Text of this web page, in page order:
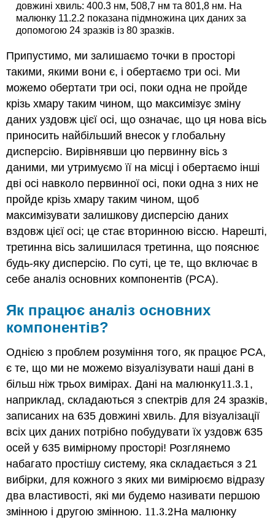
довжині хвиль: 400.3 нм, 508,7 нм та 801,8 нм. На
малюнку 11.2.2 показана підмножина цих даних за
допомогою 24 зразків із 80 зразків.
Припустимо, ми залишаємо точки в просторі
такими, якими вони є, і обертаємо три осі. Ми
можемо обертати три осі, поки одна не пройде
крізь хмару таким чином, що максимізує зміну
даних уздовж цієї осі, що означає, що ця нова вісь
приносить найбільший внесок у глобальну
дисперсію. Вирівнявши цю первинну вісь з
даними, ми утримуємо її на місці і обертаємо інші
дві осі навколо первинної осі, поки одна з них не
пройде крізь хмару таким чином, щоб
максимізувати залишкову дисперсію даних
вздовж цієї осі; це стає вторинною віссю. Нарешті,
третинна вісь залишилася третинна, що пояснює
будь-яку дисперсію. По суті, це те, що включає в
себе аналіз основних компонентів (PCA).
Як працює аналіз основних
компонентів?
Однією з проблем розуміння того, як працює PCA,
є те, що ми не можемо візуалізувати наші дані в
більш ніж трьох вимірах. Дані на малюнку11.3.1
11.3.1,
наприклад, складаються з спектрів для 24 зразків,
записаних на 635 довжині хвиль. Для візуалізації
всіх цих даних потрібно побудувати їх уздовж 635
осей у 635 вимірному просторі! Розглянемо
набагато простішу систему, яка складається з 21
вибірки, для кожного з яких ми вимірюємо відразу
два властивості, які ми будемо називати першою
змінною і другою змінною. 11.3.2
11.3.2На малюнку